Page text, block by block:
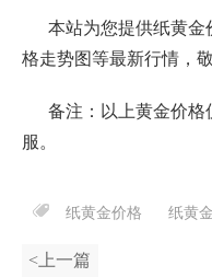
本站为您提供纸黄金
格走势图等最新行情，
备注：以上黄金价格
服。
纸黄金价格 纸黄
<上一篇